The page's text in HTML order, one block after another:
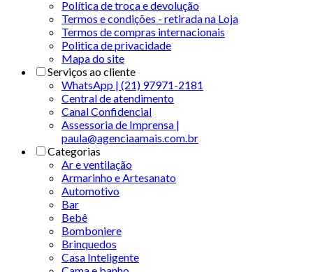
Política de troca e devolução
Termos e condições - retirada na Loja
Termos de compras internacionais
Politica de privacidade
Mapa do site
Serviços ao cliente
WhatsApp | (21) 97971-2181
Central de atendimento
Canal Confidencial
Assessoria de Imprensa |
paula@agenciaamais.com.br
Categorias
Ar e ventilação
Armarinho e Artesanato
Automotivo
Bar
Bebê
Bomboniere
Brinquedos
Casa Inteligente